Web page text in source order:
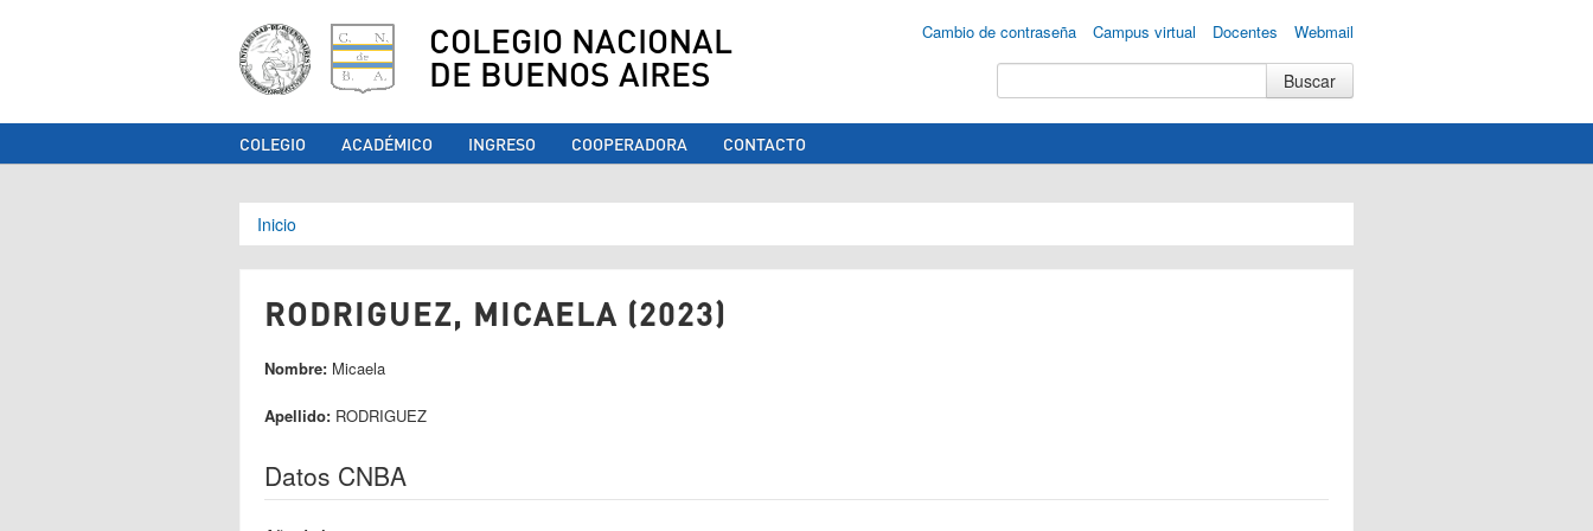
COLEGIO NACIONAL
DE BUENOS AIRES
Cambio de contraseña Campus virtual Docentes Webmail
COLEGIO ACADÉMICO INGRESO COOPERADORA CONTACTO
Se encuentra usted aquí
Inicio
RODRIGUEZ, MICAELA (2023)
Nombre: Micaela
Apellido: RODRIGUEZ
Datos CNBA